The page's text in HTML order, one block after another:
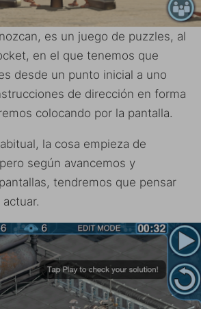
es un juego de puzzles, al
en el que tenemos que
desde un punto inicial a uno
de dirección en forma
colocando por la pantalla.
la cosa empieza de
según avancemos y
tendremos que pensar